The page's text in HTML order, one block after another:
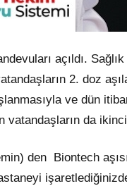
açıldı.
2. doz
ve dün
da
den Biontech